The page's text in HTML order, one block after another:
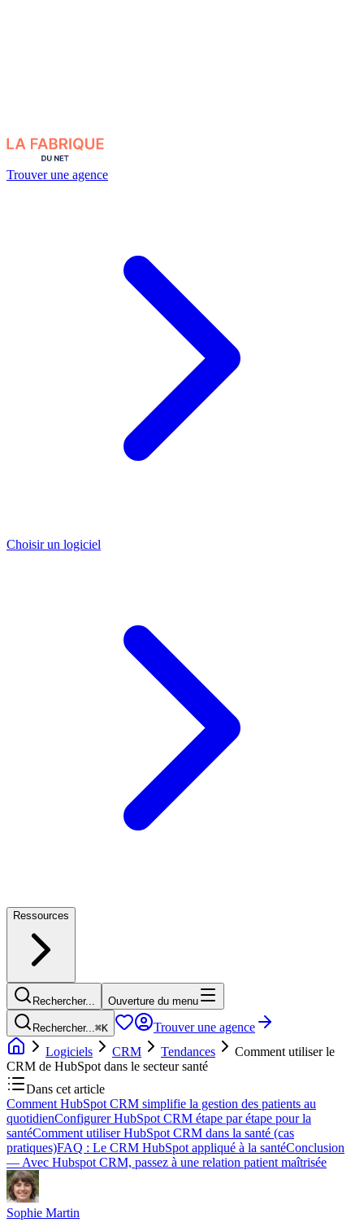
Trouver une agence
Choisir un logiciel
Ressources
Rechercher... Ouverture du menu
Rechercher...⌘K
Trouver une agence
Logiciels
CRM Tendances
Comment utiliser le
CRM de HubSpot dans le secteur santé
Dans cet article
Comment HubSpot CRM simplifie la gestion des patients au
quotidienConfigurer HubSpot CRM étape par étape pour la
santéComment utiliser HubSpot CRM dans la santé (cas
pratiques)FAQ : Le CRM HubSpot appliqué à la santéConclusion
— Avec Hubspot CRM, passez à une relation patient maîtrisée
Sophie Martin